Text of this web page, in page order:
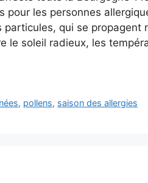
les personnes
qui se propagent
le soleil radieux, les
, pollens, saison des allergies